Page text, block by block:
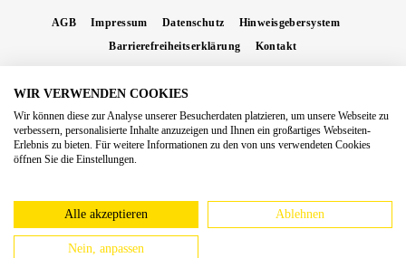
AGB Impressum Datenschutz
Hinweisgebersystem
Barrierefreiheitserklärung
Kontakt
Nachnahmegebühren, wenn nicht anders angegeben.
Copyright 2026 Forstinger Österreich GmbH
Königstetter Straße 128 - 134/OG3, 3430 Tulln
europäschen Online-Streitbeilegungs-Plattform hinzuweisen:
webgate.ec.europa.eu/odr
WIR VERWENDEN COOKIES
Wir können diese zur Analyse unserer Besucherdaten platzieren, um unsere Webseite zu
verbessern, personalisierte Inhalte anzuzeigen und Ihnen ein großartiges Webseiten-
Erlebnis zu bieten. Für weitere Informationen zu den von uns verwendeten Cookies
öffnen Sie die Einstellungen.
Alle akzeptieren Ablehnen
Nein, anpassen